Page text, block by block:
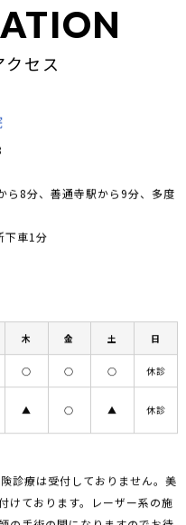
セス
8分、善通寺駅から9分、多度
下車1分
木 金 土 日
○ ○ ○ 休診
▲ ○ ▲ 休診
診療は受付しておりません。美
けております。レーザー系の施